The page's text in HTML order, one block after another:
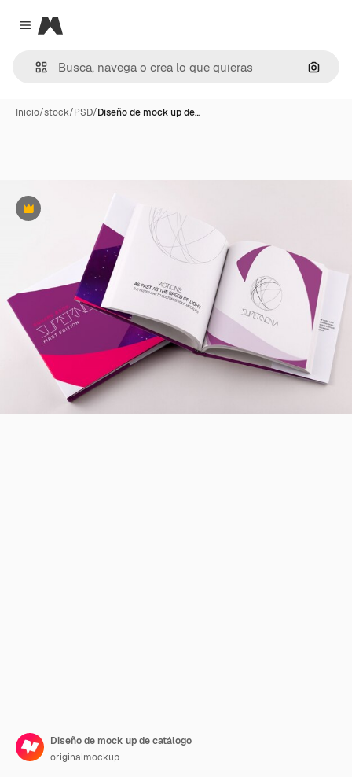
Close menu
Magnific
Inicio/stock/PSD/Diseño de mock up de…
Premium
Diseño de mock up de catálogo
originalmockup